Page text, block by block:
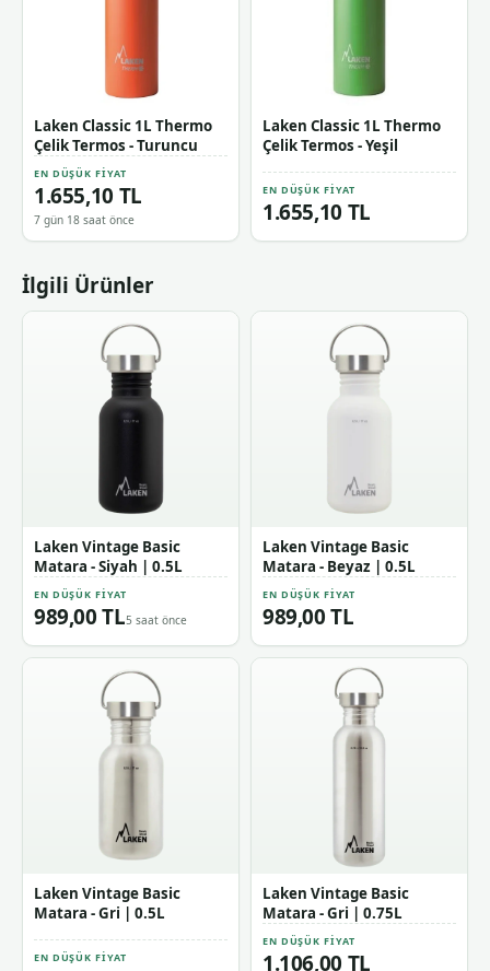
Laken Classic 1L Thermo
Çelik Termos - Turuncu
EN DÜŞÜK FIYAT
1.655,10 TL
7 gün 18 saat önce
Laken Classic 1L Thermo
Çelik Termos - Yeşil
EN DÜŞÜK FIYAT
1.655,10 TL
İlgili Ürünler
Laken Vintage Basic
Matara - Siyah | 0.5L
EN DÜŞÜK FIYAT
989,00 TL5 saat önce
Laken Vintage Basic
Matara - Beyaz | 0.5L
EN DÜŞÜK FIYAT
989,00 TL
Laken Vintage Basic
Matara - Gri | 0.5L
EN DÜŞÜK FIYAT
Laken Vintage Basic
Matara - Gri | 0.75L
EN DÜŞÜK FIYAT
1.106,00 TL